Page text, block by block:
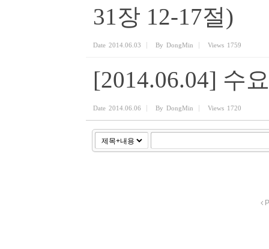
31장 12-17절)
Date 2014.06.03 By DongMin Views 1759
[2014.06.04] 수
Date 2014.06.06 By DongMin Views 1720